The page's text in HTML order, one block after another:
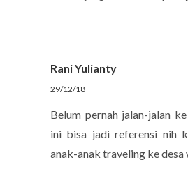
Rani Yulianty
29/12/18
Belum pernah jalan-jalan
ini bisa jadi referensi nih
anak-anak traveling ke desa